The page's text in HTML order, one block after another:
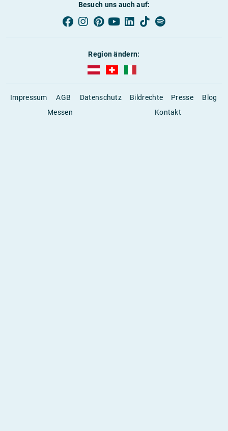
Besuch uns auch auf:
Region ändern:
AUBI-plus Österreich (deutsch)
Impressum AGB Datenschutz Bildrechte Presse
Blog
Messen
Kontakt